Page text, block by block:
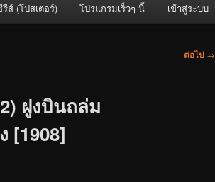
ส์ (โปสเตอร์) โปรแกรมเร็วๆ นี้ เข้าสู่ระบบ
ต่อไป →
ฝูงบินถล่ม
[1908]